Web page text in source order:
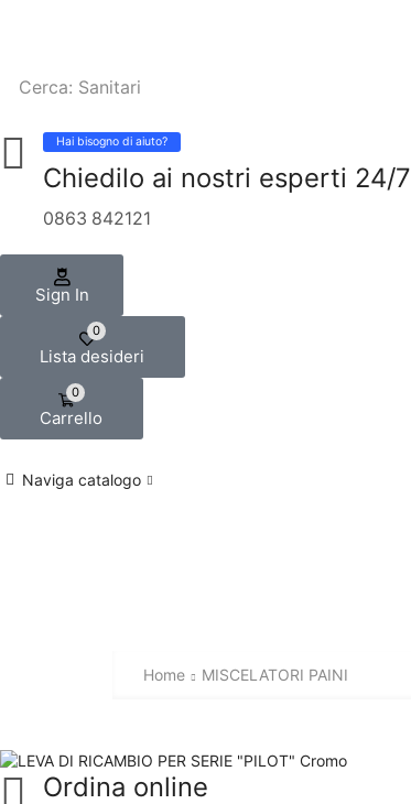
Cerca: Sanitari
Hai bisogno di aiuto?
Chiedilo ai nostri esperti 24/7
0863 842121
Sign In
0
Lista desideri
0
Carrello
Naviga catalogo
Home MISCELATORI PAINI
Ordina online